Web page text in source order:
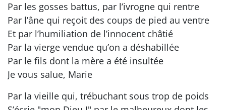
Par les gosses battus, par l’ivrogne qui rentre
Par l’âne qui reçoit des coups de pied au ventre
Et par l’humiliation de l’innocent châtié
Par la vierge vendue qu’on a déshabillée
Par le fils dont la mère a été insultée
Je vous salue, Marie
Par la vieille qui, trébuchant sous trop de poids